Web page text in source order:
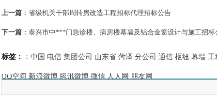
上一篇 ： 省级机关干部周转房改造工程招标代理招标公告
下一篇 ： 泰兴市中***门急诊楼、病房楼幕墙及铝合金窗设计与施工招标
标签： ： 中国 电信 集团公司 山东省 菏泽 分公司 通信 枢纽 幕墙 工
QQ空间 新浪微博 腾讯微博 微信 人人网 朋友网